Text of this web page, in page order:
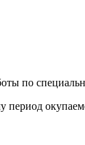
по